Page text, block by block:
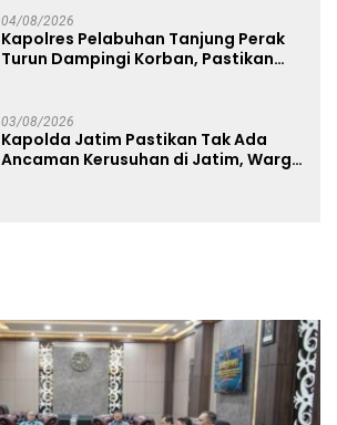
04/08/2026
Kapolres Pelabuhan Tanjung Perak
Turun Dampingi Korban, Pastikan
03/08/2026
Kapolda Jatim Pastikan Tak Ada
Ancaman Kerusuhan di Jatim, Warga